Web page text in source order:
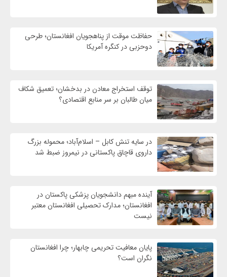
حفاظت موقت از پناهجویان افغانستان؛ طرحی
دوحزبی در کنگره آمریکا
توقف استخراج معادن در بدخشان؛ تعمیق شکاف
میان طالبان بر سر منابع اقتصادی؟
در سایه تنش کابل – اسلام‌آباد؛ محموله بزرگ
داروی قاچاق پاکستانی در نیمروز ضبط شد
آینده مبهم دانشجویان پزشکی پاکستان در
افغانستان؛ مدارک تحصیلی افغانستان معتبر
نیست
پایان معافیت تحریمی‌ چابهار؛ چرا افغانستان
نگران است؟